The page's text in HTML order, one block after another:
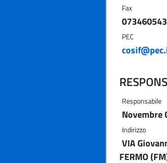
Fax
PEC
Responsabile
Novembre
Indirizzo
VIA
FERMO